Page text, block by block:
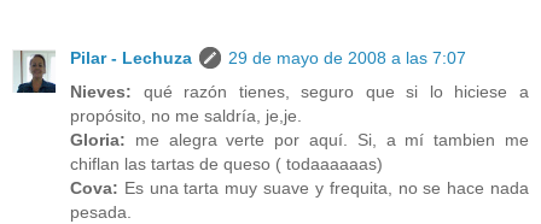
Pilar - Lechuza
29 de mayo de 2008 a las 7:07
Nieves: qué razón tienes, seguro que si lo hiciese a
propósito, no me saldría, je,je.
Gloria: me alegra verte por aquí. Si, a mí tambien me
chiflan las tartas de queso ( todaaaaaas)
Cova: Es una tarta muy suave y frequita, no se hace nada
pesada.